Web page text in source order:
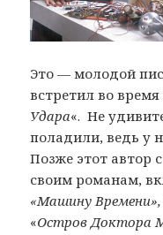
Это — молодой
встретил во
Удара«. Не
поладили, ведь у
Позже этот автор
своим романам,
«Машину Времени»,
«Остров Доктора